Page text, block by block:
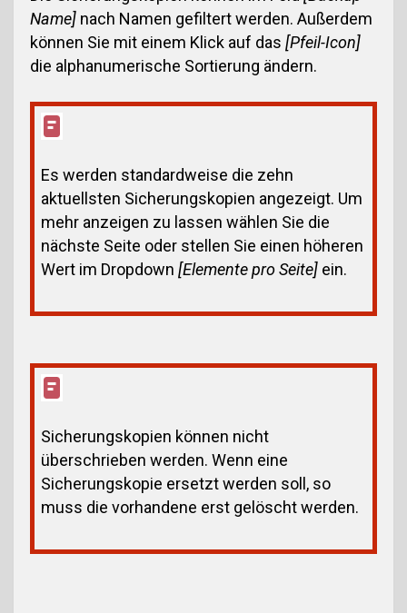
Name] nach Namen gefiltert werden. Außerdem
können Sie mit einem Klick auf das [Pfeil-Icon]
die alphanumerische Sortierung ändern.
Es werden standardweise die zehn
aktuellsten Sicherungskopien angezeigt. Um
mehr anzeigen zu lassen wählen Sie die
nächste Seite oder stellen Sie einen höheren
Wert im Dropdown[Elemente pro Seite] ein.
Sicherungskopien können nicht
überschrieben werden. Wenn eine
Sicherungskopie ersetzt werden soll, so
muss die vorhandene erst gelöscht werden.